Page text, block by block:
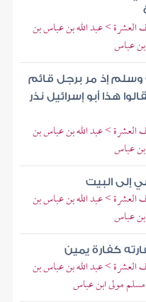
العشرة > عبد الله بن عباس بن
عباس
وسلم إذ مر برجل قائم
هذا أبو إسرائيل نذر
العشرة > عبد الله بن عباس بن
عباس
إلى البيت
العشرة > عبد الله بن عباس بن
عباس
كفارة يمين
العشرة > عبد الله بن عباس بن
مولى ابن عباس